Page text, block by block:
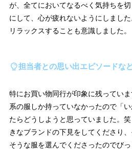
が、全てにおいてなるべく気持ちを
にして、心が疲れないようにしまし
リラックスすることも意識しました。
担当者との思い出エピソードな
特にお買い物同行が印象に残ってい
系の服しか持っていなかったので「
たらどうしようと思っていました。
きなブランドの下見をしてくださり
そうな服を選んでくださったのでび